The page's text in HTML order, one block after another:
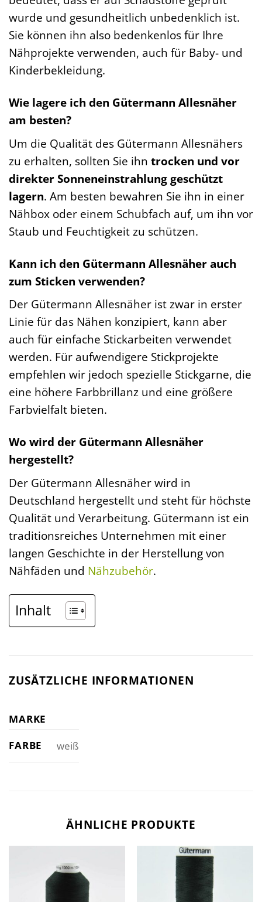
wurde und gesundheitlich unbedenklich ist.
Sie können ihn also bedenkenlos für Ihre
Nähprojekte verwenden, auch für Baby- und
Kinderbekleidung.
Wie lagere ich den Gütermann Allesnäher
am besten?
Um die Qualität des Gütermann Allesnähers
zu erhalten, sollten Sie ihn trocken und vor
direkter Sonneneinstrahlung geschützt
lagern. Am besten bewahren Sie ihn in einer
Nähbox oder einem Schubfach auf, um ihn vor
Staub und Feuchtigkeit zu schützen.
Kann ich den Gütermann Allesnäher auch
zum Sticken verwenden?
Der Gütermann Allesnäher ist zwar in erster
Linie für das Nähen konzipiert, kann aber
auch für einfache Stickarbeiten verwendet
werden. Für aufwendigere Stickprojekte
empfehlen wir jedoch spezielle Stickgarne, die
eine höhere Farbbrillanz und eine größere
Farbvielfalt bieten.
Wo wird der Gütermann Allesnäher
hergestellt?
Der Gütermann Allesnäher wird in
Deutschland hergestellt und steht für höchste
Qualität und Verarbeitung. Gütermann ist ein
traditionsreiches Unternehmen mit einer
langen Geschichte in der Herstellung von
Nähfäden und Nähzubehör.
Inhalt
ZUSÄTZLICHE INFORMATIONEN
MARKE
FARBE
weiß
ÄHNLICHE PRODUKTE